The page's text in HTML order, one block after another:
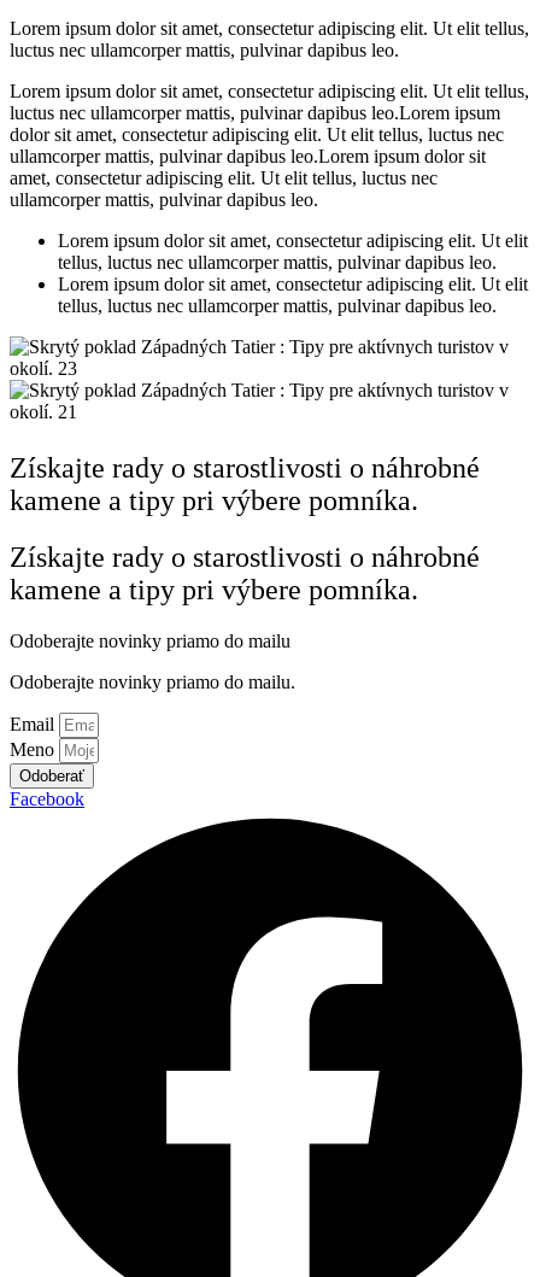
Lorem ipsum dolor sit amet, consectetur adipiscing elit. Ut elit tellus,
luctus nec ullamcorper mattis, pulvinar dapibus leo.
Lorem ipsum dolor sit amet, consectetur adipiscing elit. Ut elit tellus,
luctus nec ullamcorper mattis, pulvinar dapibus leo.Lorem ipsum
dolor sit amet, consectetur adipiscing elit. Ut elit tellus, luctus nec
ullamcorper mattis, pulvinar dapibus leo.Lorem ipsum dolor sit
amet, consectetur adipiscing elit. Ut elit tellus, luctus nec
ullamcorper mattis, pulvinar dapibus leo.
Lorem ipsum dolor sit amet, consectetur adipiscing elit. Ut elit
tellus, luctus nec ullamcorper mattis, pulvinar dapibus leo.
Lorem ipsum dolor sit amet, consectetur adipiscing elit. Ut elit
tellus, luctus nec ullamcorper mattis, pulvinar dapibus leo.
Získajte rady o starostlivosti o náhrobné
kamene a tipy pri výbere pomníka.
Získajte rady o starostlivosti o náhrobné
kamene a tipy pri výbere pomníka.
Odoberajte novinky priamo do mailu
Odoberajte novinky priamo do mailu.
Email
Meno
Odoberať
Facebook